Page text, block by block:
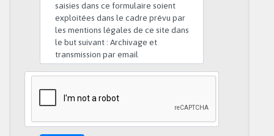
saisies dans ce formulaire soient
exploitées dans le cadre prévu par
les mentions légales de ce site dans
le but suivant : Archivage et
transmission par email